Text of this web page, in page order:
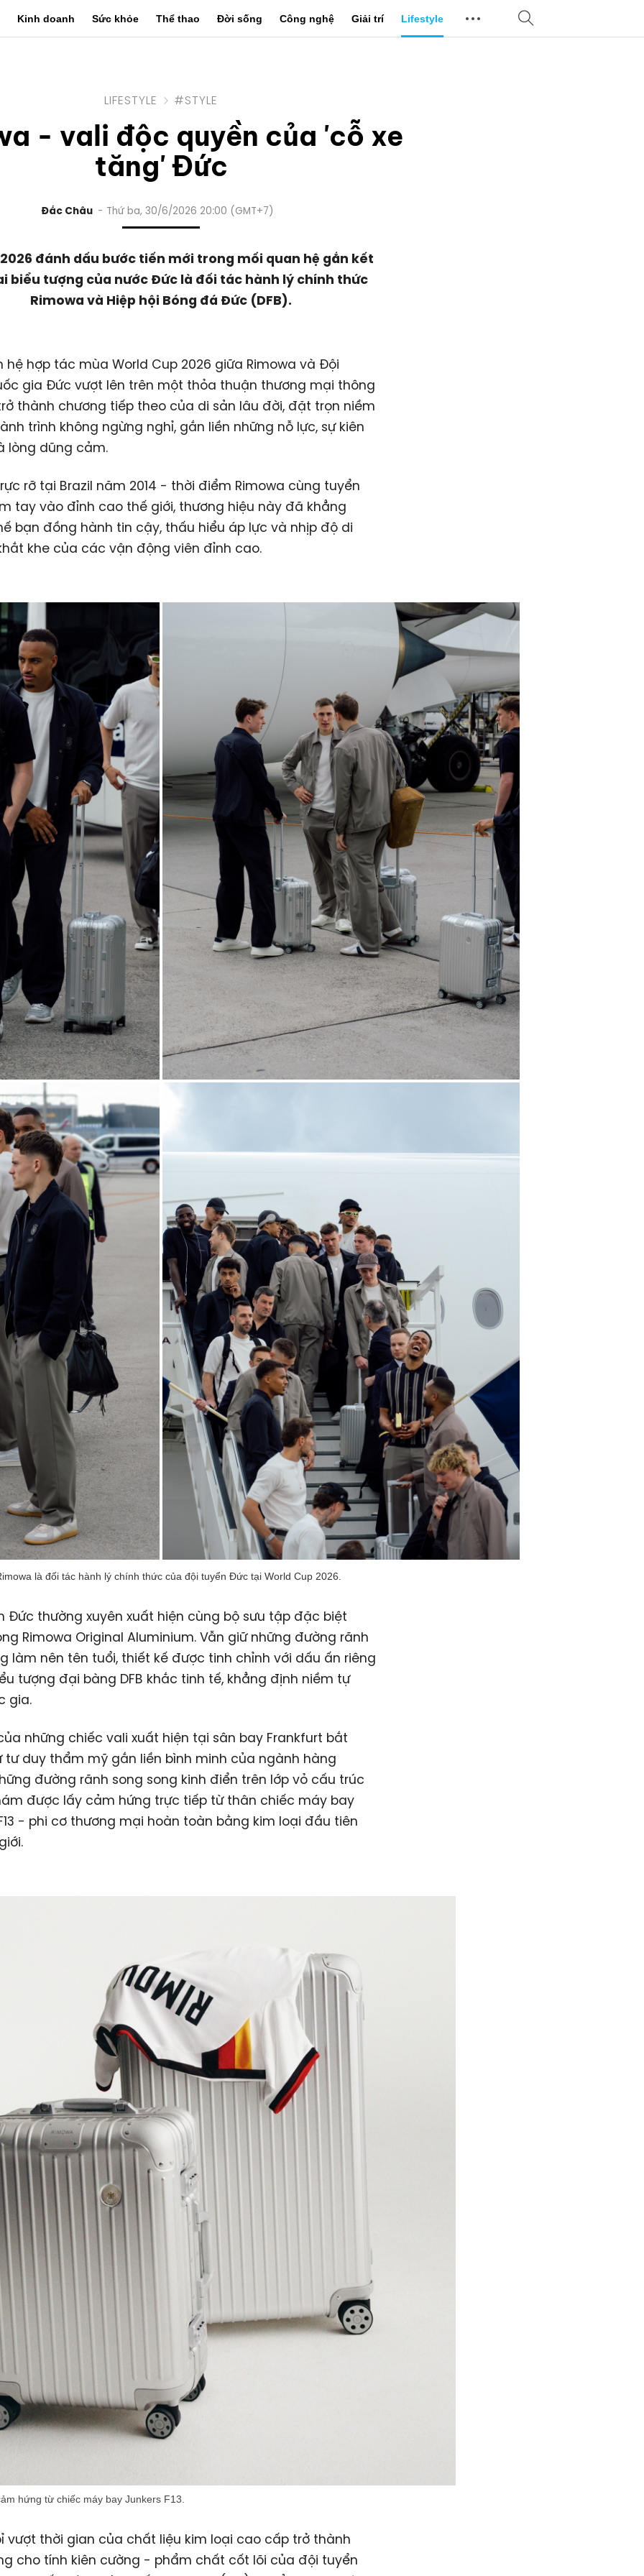
Kinh doanh Sức khỏe Thể thao Đời sống Công nghệ Giải trí Lifestyle
LIFESTYLE #STYLE
- vali độc quyền của 'cỗ xe
tăng' Đức
Đắc Châu Thứ ba, 30/6/2026 20:00 (GMT+7)
đánh dấu bước tiến mới trong mối quan hệ gắn kết
biểu tượng của nước Đức là đối tác hành lý chính thức
Rimowa và Hiệp hội Bóng đá Đức (DFB).
hệ hợp tác mùa World Cup 2026 giữa Rimowa và Đội
gia Đức vượt lên trên một thỏa thuận thương mại thông
thành chương tiếp theo của di sản lâu đời, đặt trọn niềm
trình không ngừng nghỉ, gắn liền những nỗ lực, sự kiên
lòng dũng cảm.
rỡ tại Brazil năm 2014 - thời điểm Rimowa cùng tuyển
tay vào đỉnh cao thế giới, thương hiệu này đã khẳng
bạn đồng hành tin cậy, thấu hiểu áp lực và nhịp độ di
khe của các vận động viên đỉnh cao.
là đối tác hành lý chính thức của đội tuyển Đức tại World Cup 2026.
Đức thường xuyên xuất hiện cùng bộ sưu tập đặc biệt
Rimowa Original Aluminium. Vẫn giữ những đường rãnh
làm nên tên tuổi, thiết kế được tinh chỉnh với dấu ấn riêng
tượng đại bàng DFB khắc tinh tế, khẳng định niềm tự
gia.
những chiếc vali xuất hiện tại sân bay Frankfurt bắt
tư duy thẩm mỹ gắn liền bình minh của ngành hàng
đường rãnh song song kinh điển trên lớp vỏ cấu trúc
được lấy cảm hứng trực tiếp từ thân chiếc máy bay
- phi cơ thương mại hoàn toàn bằng kim loại đầu tiên
hứng từ chiếc máy bay Junkers F13.
vượt thời gian của chất liệu kim loại cao cấp trở thành
cho tính kiên cường - phẩm chất cốt lõi của đội tuyển